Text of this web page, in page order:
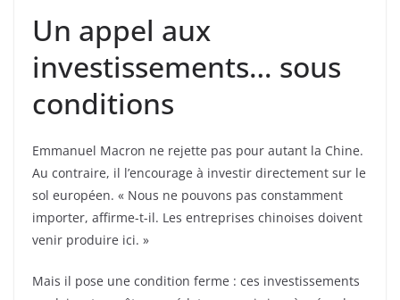
Un appel aux
investissements… sous
conditions
Emmanuel Macron ne rejette pas pour autant la Chine.
Au contraire, il l’encourage à investir directement sur le
sol européen. « Nous ne pouvons pas constamment
importer, affirme-t-il. Les entreprises chinoises doivent
venir produire ici. »
Mais il pose une condition ferme : ces investissements